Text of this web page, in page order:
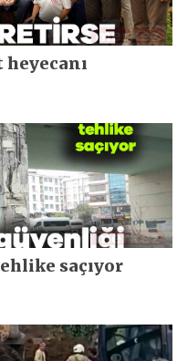
heyecanı
saçıyor